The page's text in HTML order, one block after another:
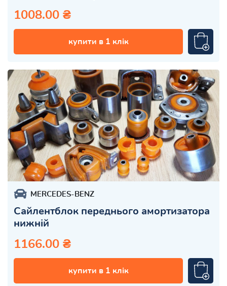
1008.00 ₴
купити в 1 клік
MERCEDES-BENZ
Сайлентблок переднього амортизатора
нижній
1166.00 ₴
купити в 1 клік